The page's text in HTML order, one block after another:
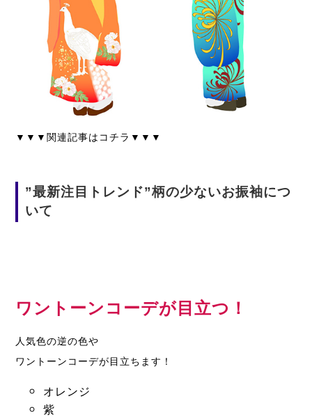
▼▼▼関連記事はコチラ▼▼▼
”最新注目トレンド”柄の少ないお振袖につ
いて
ワントーンコーデが目立つ！
人気色の逆の色や
ワントーンコーデが目立ちます！
オレンジ
紫